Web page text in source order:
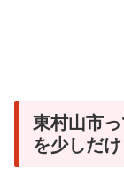
東村山市
を少しだけ